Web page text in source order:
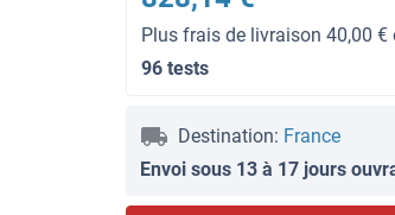
Plus frais de livraison 40,00 €
96 tests
Destination: France
Envoi sous 13 à 17 jours